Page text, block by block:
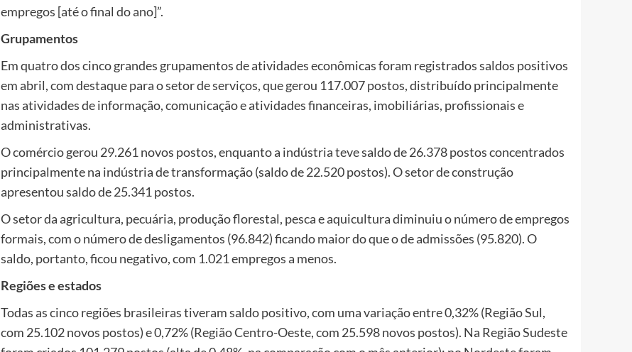
empregos [até o final do ano]”.
Grupamentos
Em quatro dos cinco grandes grupamentos de atividades econômicas foram registrados saldos positivos
em abril, com destaque para o setor de serviços, que gerou 117.007 postos, distribuído principalmente
nas atividades de informação, comunicação e atividades financeiras, imobiliárias, profissionais e
administrativas.
O comércio gerou 29.261 novos postos, enquanto a indústria teve saldo de 26.378 postos concentrados
principalmente na indústria de transformação (saldo de 22.520 postos). O setor de construção
apresentou saldo de 25.341 postos.
O setor da agricultura, pecuária, produção florestal, pesca e aquicultura diminuiu o número de empregos
formais, com o número de desligamentos (96.842) ficando maior do que o de admissões (95.820). O
saldo, portanto, ficou negativo, com 1.021 empregos a menos.
Regiões e estados
Todas as cinco regiões brasileiras tiveram saldo positivo, com uma variação entre 0,32% (Região Sul,
com 25.102 novos postos) e 0,72% (Região Centro-Oeste, com 25.598 novos postos). Na Região Sudeste